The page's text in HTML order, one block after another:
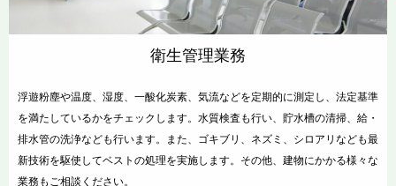
衛生管理業務
浮遊粉塵や温度、湿度、一酸化炭素、気流などを定期的に測定し、法定基準
を満たしているかをチェックします。水質検査も行い、貯水槽の清掃、給・
排水管の洗浄なども行います。また、ゴキブリ、ネズミ、シロアリなども最
新技術を駆使してベストの処理を実施します。その他、建物にかかる様々な
業務もご相談ください。